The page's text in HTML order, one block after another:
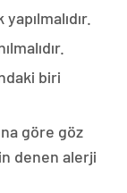
biri
göre göz
denen alerji